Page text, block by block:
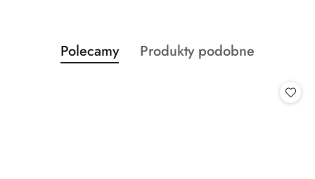
Pomiń karuzelę produktów
Produkty
o
Polecamy
Produkty
Produkty podobne